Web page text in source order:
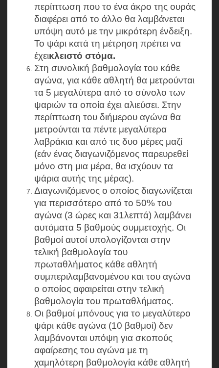
περίπτωση που το ένα άκρο της ουράς
διαφέρει από το άλλο θα λαμβάνεται
υπόψη αυτό με την μικρότερη ένδειξη.
Το ψάρι κατά τη μέτρηση πρέπει να
έχεικλειστό στόμα.
Στη συνολική βαθμολογία του κάθε
αγώνα, για κάθε αθλητή θα μετρούνται
τα 5 μεγαλύτερα από το σύνολο των
ψαριών τα οποία έχει αλιεύσει. Στην
περίπτωση του διήμερου αγώνα θα
μετρούνται τα πέντε μεγαλύτερα
λαβράκια και από τις δυο μέρες μαζί
(εάν ένας διαγωνιζόμενος παρευρεθεί
μόνο στη μια μέρα, θα ισχύουν τα
ψάρια αυτής της μέρας).
Διαγωνιζόμενος ο οποίος διαγωνίζεται
για περισσότερο από το 50% του
αγώνα (3 ώρες και 31λεπτά) λαμβάνει
αυτόματα 5 βαθμούς συμμετοχής. Οι
βαθμοί αυτοί υπολογίζονται στην
τελική βαθμολογία του
πρωταθλήματος κάθε αθλητή
συμπεριλαμβανομένου και του αγώνα
ο οποίος αφαιρείται στην τελική
βαθμολογία του πρωταθλήματος.
Οι βαθμοί μπόνους για το μεγαλύτερο
ψάρι κάθε αγώνα (10 βαθμοί) δεν
λαμβάνονται υπόψη για σκοπούς
αφαίρεσης του αγώνα με τη
χαμηλότερη βαθμολογία κάθε αθλητή